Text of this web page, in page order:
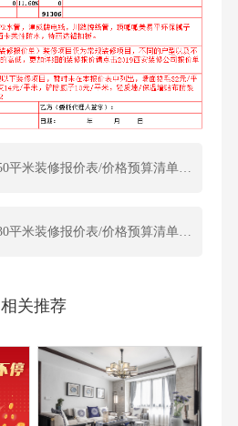
上一篇：2021年西安250平米装修报价表/价格预算清单/费用明细表
下一篇：2021年西安230平米装修报价表/价格预算清单/费用明细表
相关推荐